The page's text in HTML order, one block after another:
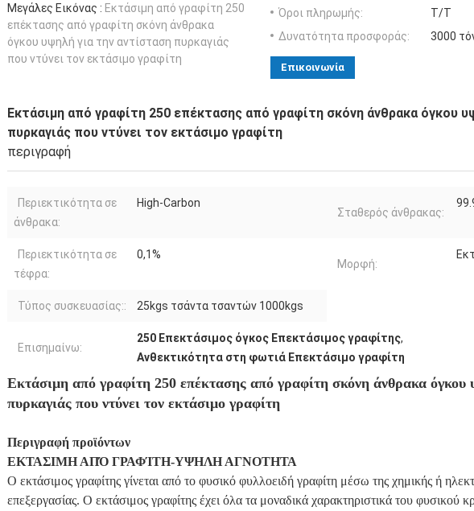
Μεγάλες Εικόνας : Εκτάσιμη από γραφίτη 250
επέκτασης από γραφίτη σκόνη άνθρακα
όγκου υψηλή για την αντίσταση πυρκαγιάς
που ντύνει τον εκτάσιμο γραφίτη
Όροι πληρωμής:
T/T
Δυνατότητα προσφοράς:
3000
Επικοινωνία
Εκτάσιμη από γραφίτη 250 επέκτασης από γραφίτη σκόνη άνθρακα όγκου
πυρκαγιάς που ντύνει τον εκτάσιμο γραφίτη
περιγραφή
Περιεκτικότητα σε
άνθρακα:
High-Carbon
Σταθερός άνθρακας:
Περιεκτικότητα σε
τέφρα:
0,1%
Μορφή:
Τύπος συσκευασίας:: 25kgs τσάντα τσαντών 1000kgs
Επισημαίνω:
250 Επεκτάσιμος όγκος Επεκτάσιμος γραφίτης,
Ανθεκτικότητα στη φωτιά Επεκτάσιμο γραφίτη
Εκτάσιμη από γραφίτη 250 επέκτασης από γραφίτη σκόνη άνθρακα όγκου
πυρκαγιάς που ντύνει τον εκτάσιμο γραφίτη
Περιγραφή προϊόντων
ΕΚΤΑΣΙΜΗ ΑΠΌ ΓΡΑΦΊΤΗ-ΥΨΗΛΗ ΑΓΝΟΤΗΤΑ
Ο εκτάσιμος γραφίτης γίνεται από το φυσικό φυλλοειδή γραφίτη μέσω της χημικής ή
επεξεργασίας. Ο εκτάσιμος γραφίτης έχει όλα τα μοναδικά χαρακτηριστικά του φυσικού